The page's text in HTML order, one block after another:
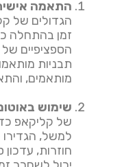
התאמה
הגדולים של
זמן בהתחלה
הספציפיים
תבניות
מותאמים,
שימוש
של קליקאפ
למשל, הגדירו
חוזרות,